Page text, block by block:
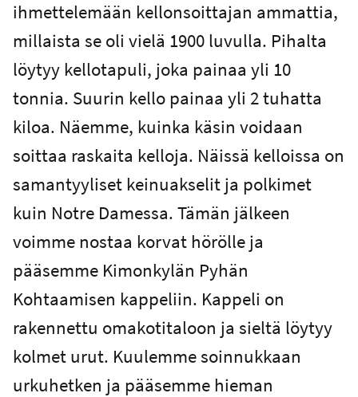
ihmettelemään kellonsoittajan ammattia,
millaista se oli vielä 1900 luvulla. Pihalta
löytyy kellotapuli, joka painaa yli 10
tonnia. Suurin kello painaa yli 2 tuhatta
kiloa. Näemme, kuinka käsin voidaan
soittaa raskaita kelloja. Näissä kelloissa on
samantyyliset keinuakselit ja polkimet
kuin Notre Damessa. Tämän jälkeen
voimme nostaa korvat hörölle ja
pääsemme Kimonkylän Pyhän
Kohtaamisen kappeliin. Kappeli on
rakennettu omakotitaloon ja sieltä löytyy
kolmet urut. Kuulemme soinnukkaan
urkuhetken ja pääsemme hieman